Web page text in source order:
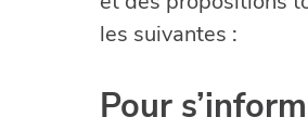
les suivantes :
Pour